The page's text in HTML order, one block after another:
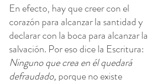
En efecto, hay que creer con el
corazón para alcanzar la santidad y
declarar con la boca para alcanzar la
salvación. Por eso dice la Escritura:
Ninguno que crea en él quedará
defraudado, porque no existe